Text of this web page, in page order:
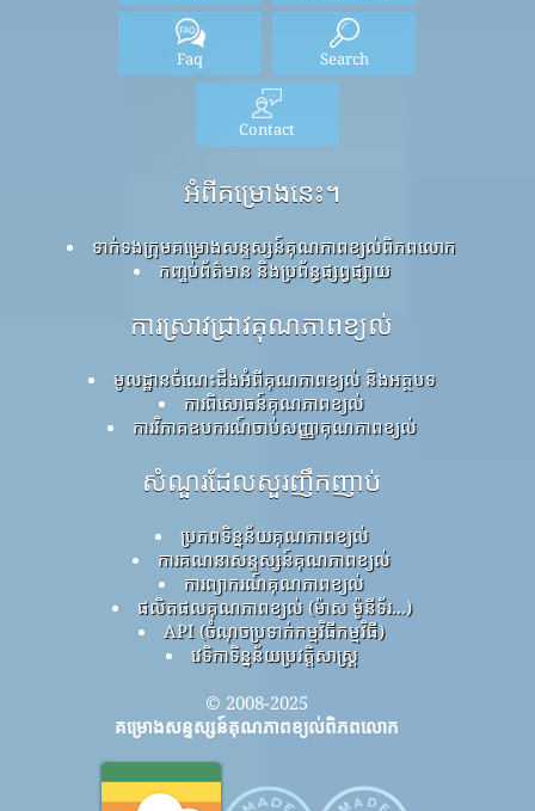
Faq Search
Contact
អំពីគម្រោងនេះ។
ទាក់ទងក្រុមគម្រោងសន្ទស្សន៍គុណភាពខ្យល់ពិភពលោក
កញ្ចប់ព័ត៌មាន និងប្រព័ន្ធផ្សព្វផ្សាយ
ការស្រាវជ្រាវគុណភាពខ្យល់
មូលដ្ឋានចំណេះដឹងអំពីគុណភាពខ្យល់ និងអត្ថបទ
ការពិសោធន៍គុណភាពខ្យល់
ការវិភាគឧបករណ៍ចាប់សញ្ញាគុណភាពខ្យល់
សំណួរដែលសួរញឹកញាប់
ប្រភពទិន្នន័យគុណភាពខ្យល់
ការគណនាសន្ទស្សន៍គុណភាពខ្យល់
ការព្យាករណ៍គុណភាពខ្យល់
ផលិតផលគុណភាពខ្យល់ (ម៉ាស ម៉ូនីទ័រ...)
API (ចំណុចប្រទាក់កម្មវិធីកម្មវិធី)
វេទិកាទិន្នន័យប្រវត្តិសាស្ត្រ
© 2008-2025
គម្រោងសន្ទស្សន៍គុណភាពខ្យល់ពិភពលោក